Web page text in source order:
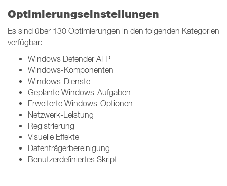
Optimierungseinstellungen
Es sind über 130 Optimierungen in den folgenden Kategorien
verfügbar:
Windows Defender ATP
Windows-Komponenten
Windows-Dienste
Geplante Windows-Aufgaben
Erweiterte Windows-Optionen
Netzwerk-Leistung
Registrierung
Visuelle Effekte
Datenträgerbereinigung
Benutzerdefiniertes Skript